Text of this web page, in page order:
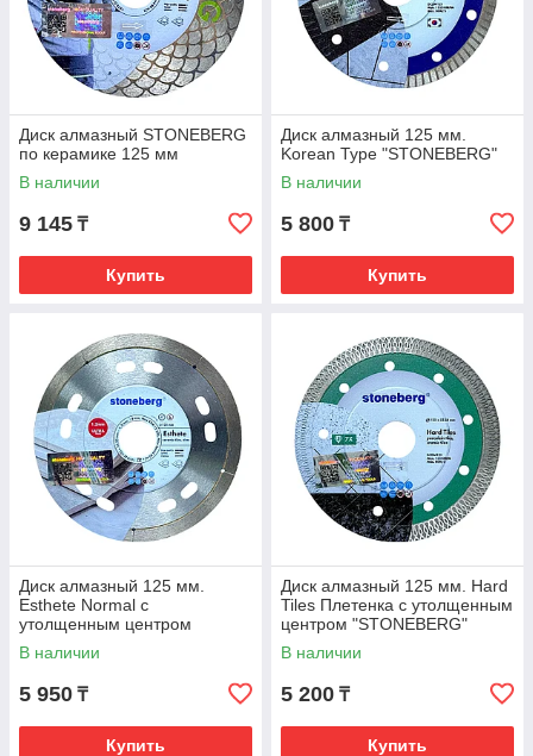
Диск алмазный STONEBERG
по керамике 125 мм
В наличии
9 145 ₸
Купить
Диск алмазный 125 мм.
Korean Type "STONEBERG"
В наличии
5 800 ₸
Купить
Диск алмазный 125 мм.
Esthete Normal с
утолщенным центром
"STONEBERG"
В наличии
5 950 ₸
Купить
Диск алмазный 125 мм. Hard
Tiles Плетенка с утолщенным
центром "STONEBERG"
В наличии
5 200 ₸
Купить